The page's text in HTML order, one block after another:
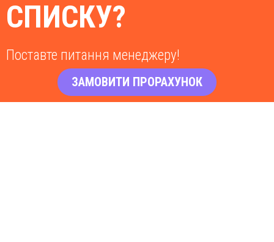
СПИСКУ?
Поставте питання менеджеру!
ЗАМОВИТИ ПРОРАХУНОК